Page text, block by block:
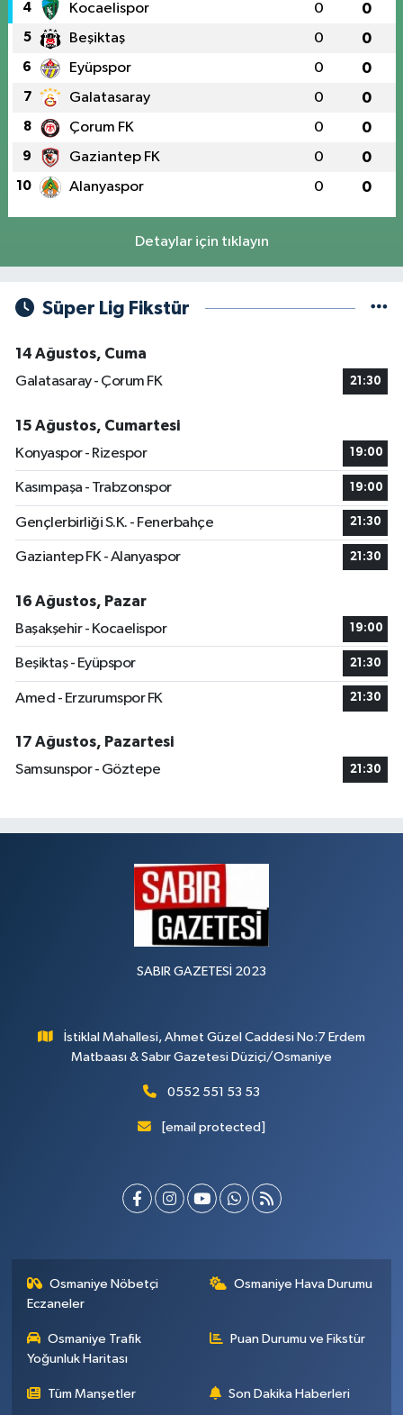
4 Kocaelispor 0 0
5 Beşiktaş 0 0
6 Eyüpspor 0 0
7 Galatasaray 0 0
8 Çorum FK 0 0
9 Gaziantep FK 0 0
10 Alanyaspor 0 0
Detaylar için tıklayın
Süper Lig Fikstür
14 Ağustos, Cuma
Galatasaray - Çorum FK
21:30
15 Ağustos, Cumartesi
Konyaspor - Rizespor
19:00
Kasımpaşa - Trabzonspor 19:00
Gençlerbirliği S.K. - Fenerbahçe 21:30
Gaziantep FK - Alanyaspor 21:30
16 Ağustos, Pazar
Başakşehir - Kocaelispor
19:00
Beşiktaş - Eyüpspor 21:30
Amed - Erzurumspor FK 21:30
17 Ağustos, Pazartesi
Samsunspor - Göztepe
21:30
SABIR GAZETESİ 2023
İstiklal Mahallesi, Ahmet Güzel Caddesi No:7 Erdem
Matbaası & Sabır Gazetesi Düziçi/Osmaniye
0552 551 53 53
[email protected]
Osmaniye Nöbetçi
Eczaneler
Osmaniye Hava Durumu
Osmaniye Trafik
Yoğunluk Haritası
Puan Durumu ve Fikstür
Tüm Manşetler Son Dakika Haberleri